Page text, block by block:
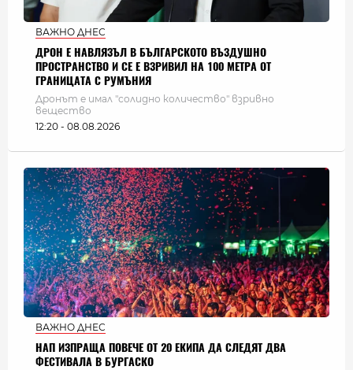
ВАЖНО ДНЕС
ДРОН Е НАВЛЯЗЪЛ В БЪЛГАРСКОТО ВЪЗДУШНО
ПРОСТРАНСТВО И СЕ Е ВЗРИВИЛ НА 100 МЕТРА ОТ
ГРАНИЦАТА С РУМЪНИЯ
Дронът е имал "солидно количество" взривно
вещество
12:20 - 08.08.2026
ВАЖНО ДНЕС
НАП ИЗПРАЩА ПОВЕЧЕ ОТ 20 ЕКИПА ДА СЛЕДЯТ ДВА
ФЕСТИВАЛА В БУРГАСКО